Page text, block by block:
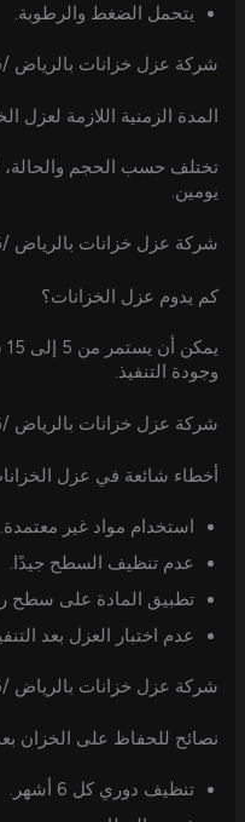
يتحمل الضغط والرطوبة.
شركة عزل خزانات بالرياض /2026
المدة الزمنية اللازمة لعزل
تختلف حسب الحجم والحالة،
يومين.
شركة عزل خزانات بالرياض /2026
كم يدوم عزل الخزانات؟
وجودة التنفيذ.
شركة عزل خزانات بالرياض /2026
أخطاء شائعة في عزل
استخدام مواد غير معتمدة.
عدم تنظيف السطح جيدًا.
تطبيق المادة على سطح
عدم اختبار العزل بعد
شركة عزل خزانات بالرياض /2026
نصائح للحفاظ على الخزان
تنظيف دوري كل 6 أشهر.